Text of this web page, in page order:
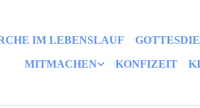
IM LEBENSLAUF
MITMACHEN KONFIZEIT